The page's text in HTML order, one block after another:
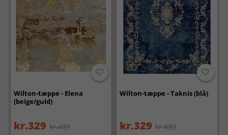
Wilton-tæppe - Elena
(beige/guld)
kr.329 kr.439
Wilton-tæppe - Taknis (blå)
kr.329 kr.439